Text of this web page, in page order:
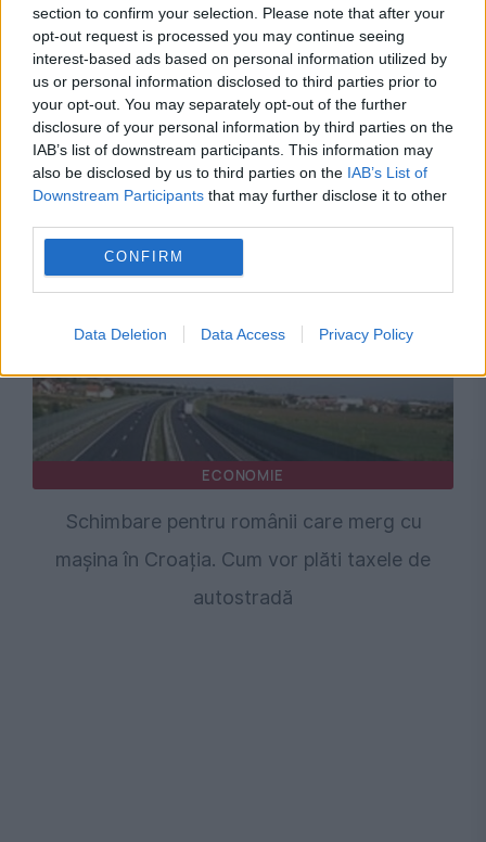
section to confirm your selection. Please note that after your
opt-out request is processed you may continue seeing
interest-based ads based on personal information utilized by
us or personal information disclosed to third parties prior to
your opt-out. You may separately opt-out of the further
disclosure of your personal information by third parties on the
IAB’s list of downstream participants. This information may
also be disclosed by us to third parties on the IAB’s List of
Downstream Participants that may further disclose it to other
CONFIRM
Data Deletion Data Access Privacy Policy
INTERNATIONAL
A căutat o minoră pe Facebook pentru a-și
rezolva problemele cu viza. Totul era o
capcană
ECONOMIE
Schimbare pentru românii care merg cu
mașina în Croația. Cum vor plăti taxele de
autostradă